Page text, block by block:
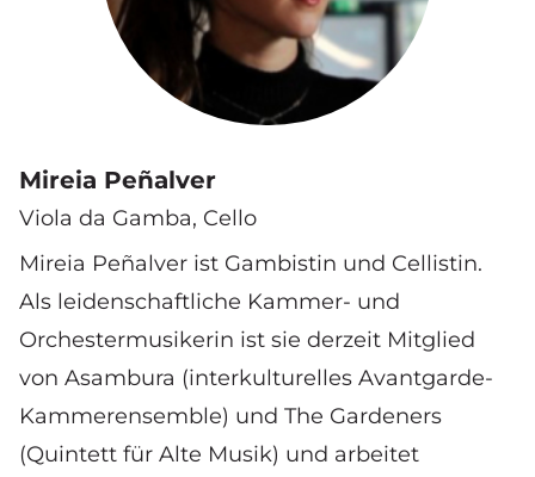
Mireia Peñalver
Viola da Gamba, Cello
Mireia Peñalver ist Gambistin und Cellistin.
Als leidenschaftliche Kammer- und
Orchestermusikerin ist sie derzeit Mitglied
von Asambura (interkulturelles Avantgarde-
Kammerensemble) und The Gardeners
(Quintett für Alte Musik) und arbeitet